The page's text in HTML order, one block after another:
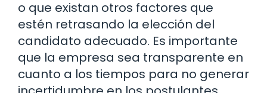
o que existan otros factores que
estén retrasando la elección del
candidato adecuado. Es importante
que la empresa sea transparente en
cuanto a los tiempos para no generar